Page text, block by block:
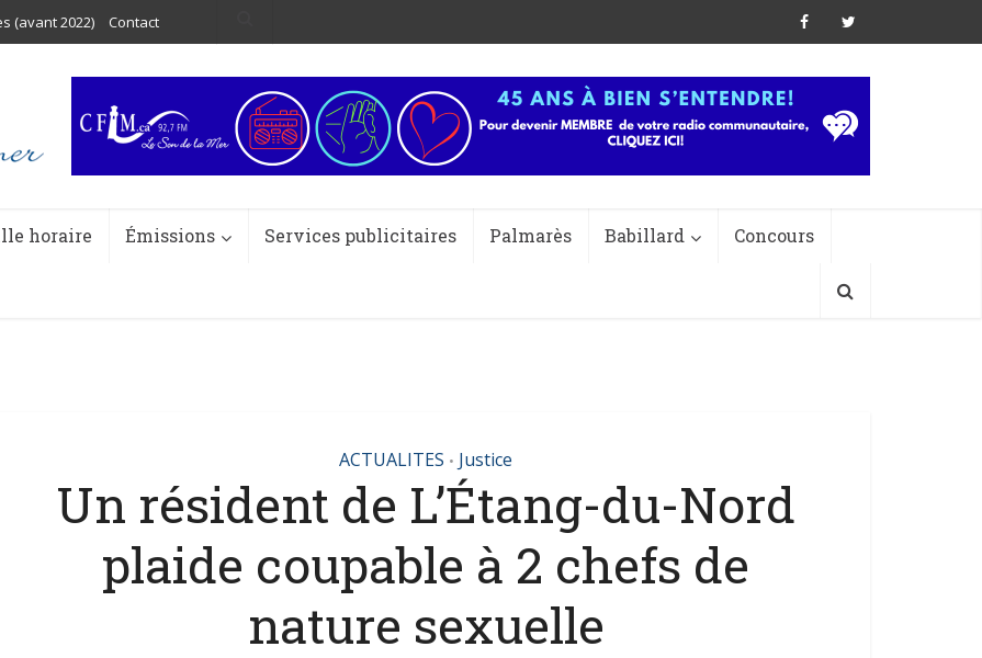
(avant 2022) Contact
horaire Émissions Services publicitaires Palmarès Babillard Concours
ACTUALITES • Justice
Un résident de L’Étang-du-Nord
plaide coupable à 2 chefs de
nature sexuelle